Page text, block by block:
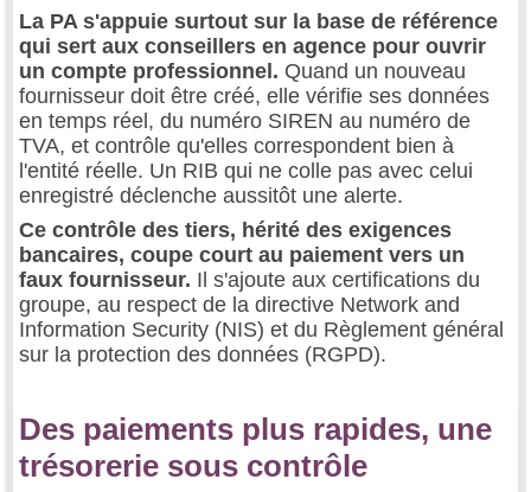
La PA s'appuie surtout sur la base de référence
qui sert aux conseillers en agence pour ouvrir
un compte professionnel. Quand un nouveau
fournisseur doit être créé, elle vérifie ses données
en temps réel, du numéro SIREN au numéro de
TVA, et contrôle qu'elles correspondent bien à
l'entité réelle. Un RIB qui ne colle pas avec celui
enregistré déclenche aussitôt une alerte.
Ce contrôle des tiers, hérité des exigences
bancaires, coupe court au paiement vers un
faux fournisseur. Il s'ajoute aux certifications du
groupe, au respect de la directive Network and
Information Security (NIS) et du Règlement général
sur la protection des données (RGPD).
Des paiements plus rapides, une
trésorerie sous contrôle